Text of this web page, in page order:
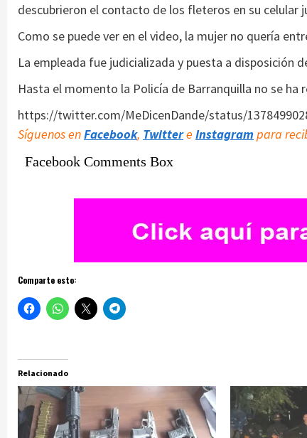
descubrieron el contacto de los fleteros en su celular
Como se puede ver en el video, la mujer no quería
La empleada fue judicializada y puesta a disposición
Hasta el momento la Policía de Barranquilla no se ha
https://twitter.com/MeDicenDande/status/
Síguenos enFacebook, Twittere Instagram para
Facebook Comments Box
Comparte esto:
Relacionado